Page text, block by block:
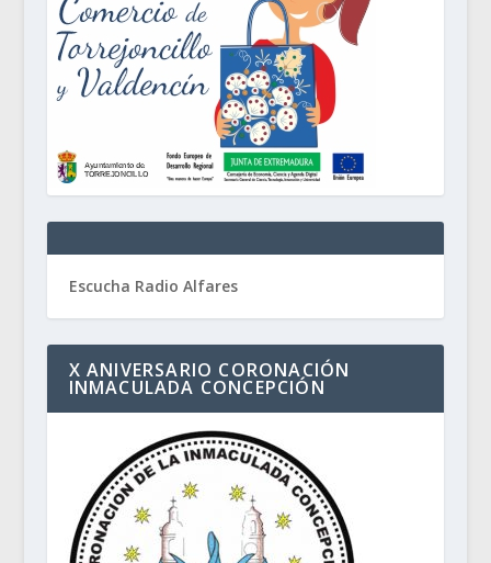
Escucha Radio Alfares
X ANIVERSARIO CORONACIÓN
INMACULADA CONCEPCIÓN